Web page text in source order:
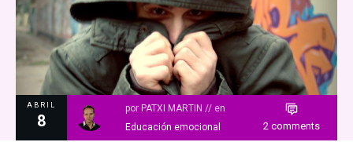
ABRIL
8
porPATXI MARTIN // en
Educación emocional
2 comments